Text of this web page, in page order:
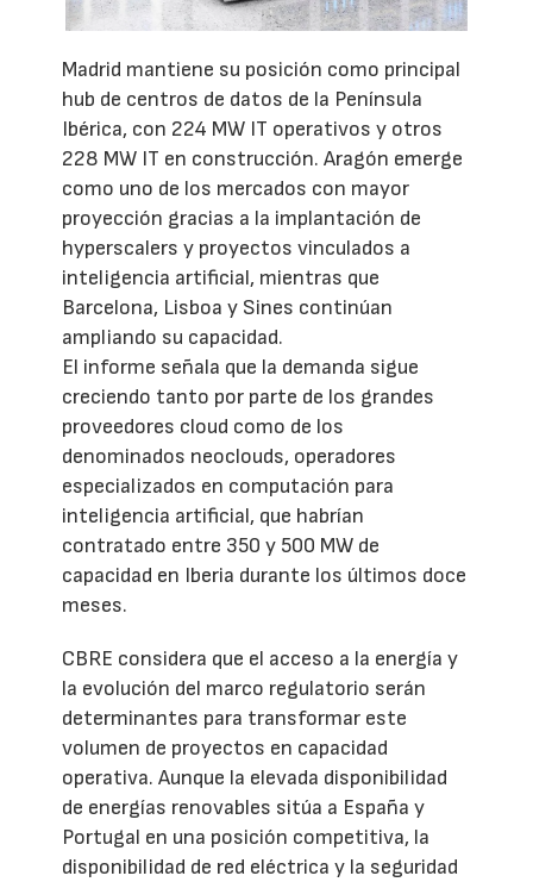
Madrid mantiene su posición como principal
hub de centros de datos de la Península
Ibérica, con 224 MW IT operativos y otros
228 MW IT en construcción. Aragón emerge
como uno de los mercados con mayor
proyección gracias a la implantación de
hyperscalers y proyectos vinculados a
inteligencia artificial, mientras que
Barcelona, Lisboa y Sines continúan
ampliando su capacidad.
El informe señala que la demanda sigue
creciendo tanto por parte de los grandes
proveedores cloud como de los
denominados neoclouds, operadores
especializados en computación para
inteligencia artificial, que habrían
contratado entre 350 y 500 MW de
capacidad en Iberia durante los últimos doce
meses.
CBRE considera que el acceso a la energía y
la evolución del marco regulatorio serán
determinantes para transformar este
volumen de proyectos en capacidad
operativa. Aunque la elevada disponibilidad
de energías renovables sitúa a España y
Portugal en una posición competitiva, la
disponibilidad de red eléctrica y la seguridad